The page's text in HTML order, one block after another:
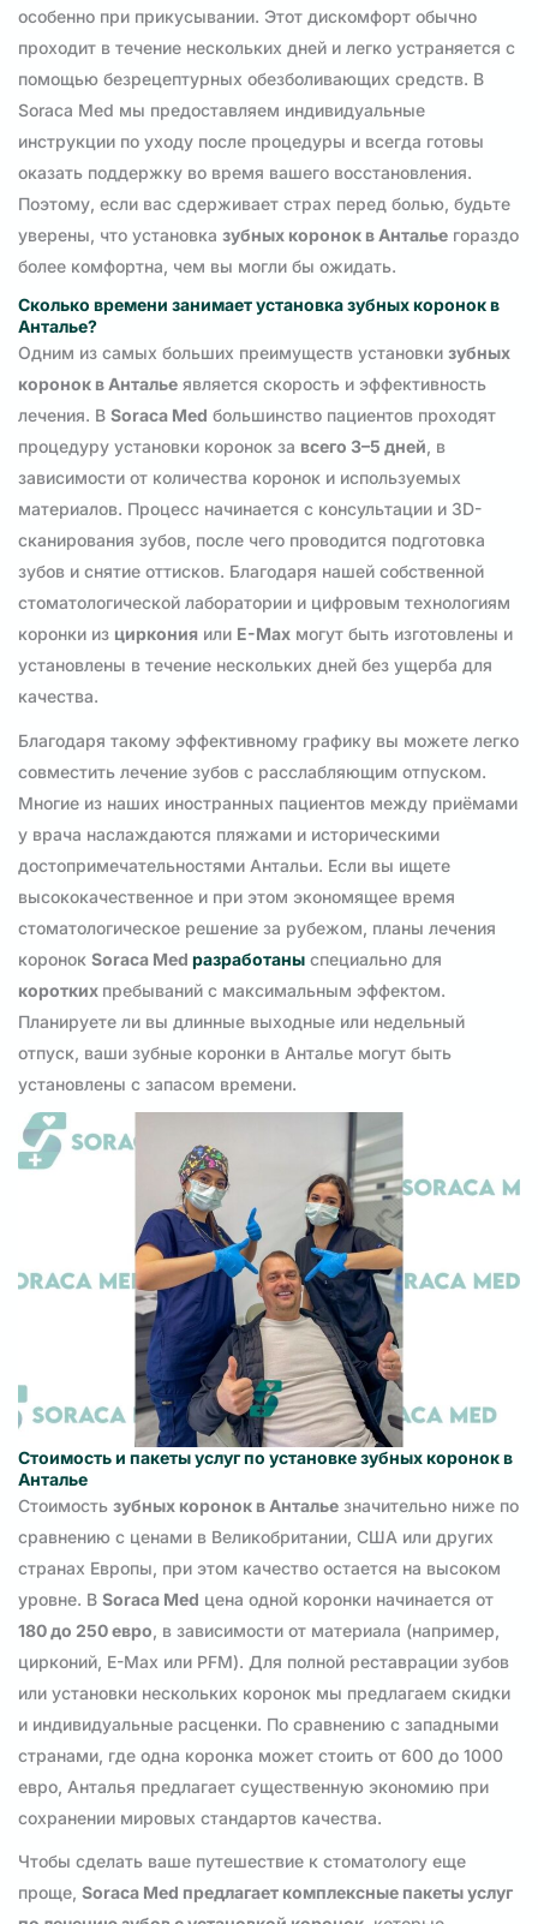
особенно при прикусывании. Этот дискомфорт обычно
проходит в течение нескольких дней и легко устраняется с
помощью безрецептурных обезболивающих средств. В
Soraca Med мы предоставляем индивидуальные
инструкции по уходу после процедуры и всегда готовы
оказать поддержку во время вашего восстановления.
Поэтому, если вас сдерживает страх перед болью, будьте
уверены, что установка зубных коронок в Анталье гораздо
более комфортна, чем вы могли бы ожидать.
Сколько времени занимает установка зубных коронок в
Анталье?
Одним из самых больших преимуществ установки зубных
коронок в Анталье является скорость и эффективность
лечения. В Soraca Med большинство пациентов проходят
процедуру установки коронок за всего 3–5 дней, в
зависимости от количества коронок и используемых
материалов. Процесс начинается с консультации и 3D-
сканирования зубов, после чего проводится подготовка
зубов и снятие оттисков. Благодаря нашей собственной
стоматологической лаборатории и цифровым технологиям
коронки из циркония или E-Max могут быть изготовлены и
установлены в течение нескольких дней без ущерба для
качества.
Благодаря такому эффективному графику вы можете легко
совместить лечение зубов с расслабляющим отпуском.
Многие из наших иностранных пациентов между приёмами
у врача наслаждаются пляжами и историческими
достопримечательностями Антальи. Если вы ищете
высококачественное и при этом экономящее время
стоматологическое решение за рубежом, планы лечения
коронок Soraca Med разработаны специально для
коротких пребываний с максимальным эффектом.
Планируете ли вы длинные выходные или недельный
отпуск, ваши зубные коронки в Анталье могут быть
установлены с запасом времени.
Стоимость и пакеты услуг по установке зубных коронок в
Анталье
Стоимость зубных коронок в Анталье значительно ниже по
сравнению с ценами в Великобритании, США или других
странах Европы, при этом качество остается на высоком
уровне. В Soraca Med цена одной коронки начинается от
180 до 250 евро, в зависимости от материала (например,
цирконий, E-Max или PFM). Для полной реставрации зубов
или установки нескольких коронок мы предлагаем скидки
и индивидуальные расценки. По сравнению с западными
странами, где одна коронка может стоить от 600 до 1000
евро, Анталья предлагает существенную экономию при
сохранении мировых стандартов качества.
Чтобы сделать ваше путешествие к стоматологу еще
проще, Soraca Med предлагает комплексные пакеты услуг